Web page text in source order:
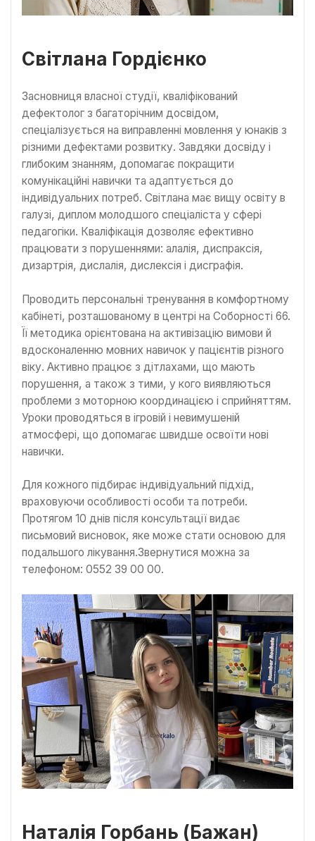
Світлана Гордієнко
Засновниця власної студії, кваліфікований
дефектолог з багаторічним досвідом,
спеціалізується на виправленні мовлення у юнаків з
різними дефектами розвитку. Завдяки досвіду і
глибоким знанням, допомагає покращити
комунікаційні навички та адаптується до
індивідуальних потреб. Світлана має вищу освіту в
галузі, диплом молодшого спеціаліста у сфері
педагогіки. Кваліфікація дозволяє ефективно
працювати з порушеннями: алалія, диспраксія,
дизартрія, дислалія, дислексія і дисграфія.
Проводить персональні тренування в комфортному
кабінеті, розташованому в центрі на Соборності 66.
Її методика орієнтована на активізацію вимови й
вдосконаленню мовних навичок у пацієнтів різного
віку. Активно працює з дітлахами, що мають
порушення, а також з тими, у кого виявляються
проблеми з моторною координацією і сприйняттям.
Уроки проводяться в ігровій і невимушеній
атмосфері, що допомагає швидше освоїти нові
навички.
Для кожного підбирає індивідуальний підхід,
враховуючи особливості особи та потреби.
Протягом 10 днів після консультації видає
письмовий висновок, яке може стати основою для
подальшого лікування.Звернутися можна за
телефоном: 0552 39 00 00.
Наталія Горбань (Бажан)